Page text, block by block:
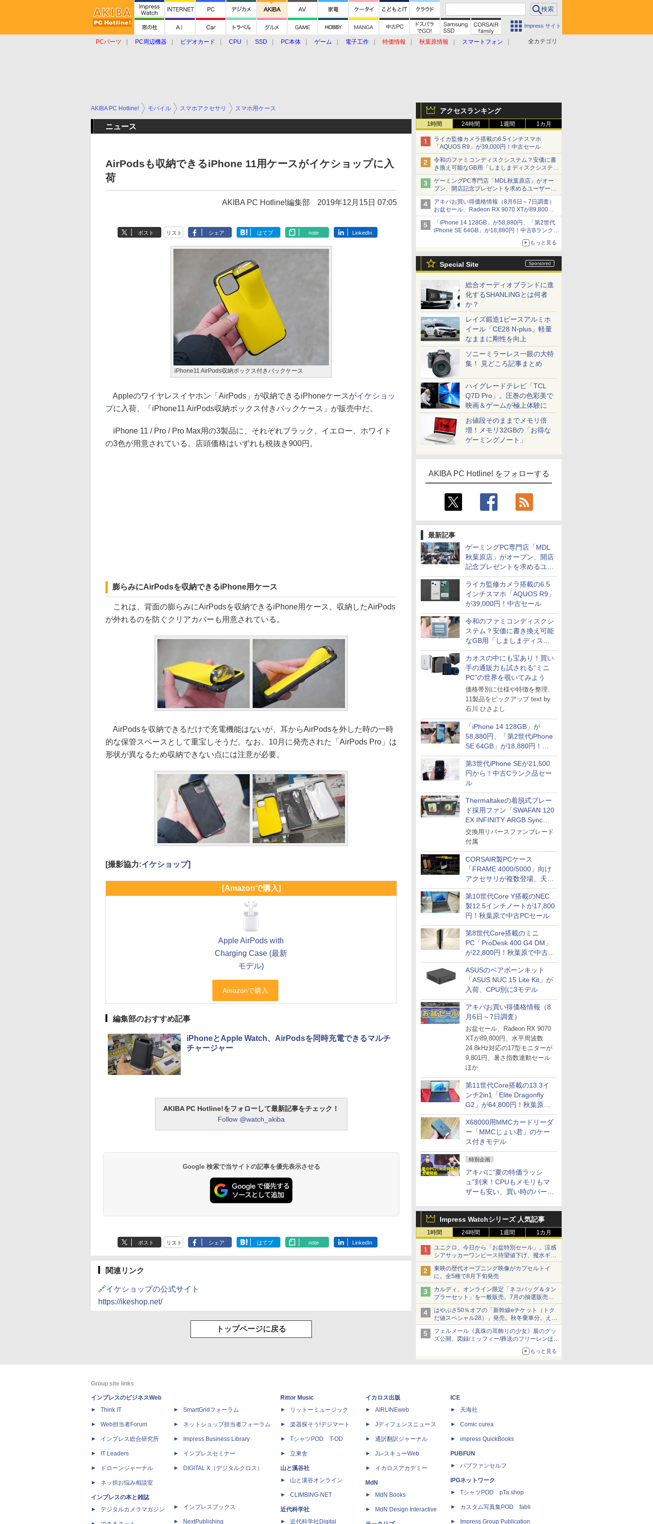
Impress サイト
全カテゴリ
PCパーツ PC周辺機器 ビデオカード CPU SSD PC本体 ゲーム 電子工作 特価情報 秋葉原情報
スマートフォン
アクセスランキング
1時間 24時間 1週間 1カ月
ライカ監修カメラ搭載の6.5インチスマホ
「AQUOS R9」が39,000円！中古セール
令和のファミコンディスクシステム？安価に書
き換え可能なGB用「しましまディスクシステ
ム」
ゲーミングPC専門店「MDL秋葉原店」がオー
プン、開店記念プレゼントを求めるユーザーが
押し寄せ長蛇の列に
アキバお買い得価格情報（8月6日～7日調査）
お盆セール、Radeon RX 9070 XTが89,800
円、水平周波数24.8kHz対応の17型モニターが
9,801円、暑さ指数連動セール ほか
「iPhone 14 128GB」が58,880円、「第2世代
iPhone SE 64GB」が18,880円！中古Bランク品
もっと見る
Special Site
総合オーディオブランドに進
化するSHANLINGとは何者
か？
レイズ鍛造1ピースアルミホ
イール「CE28 N-plus」軽量
なままに剛性を向上
ソニーミラーレス一眼の大特
集！ 見どころ記事まとめ
ハイグレードテレビ「TCL
Q7D Pro」。圧巻の色彩美で
映画＆ゲームが極上体験に
お値段そのままでメモリ倍
増！メモリ32GBの「お得な
ゲーミングノート」
AKIBA PC Hotline! をフォローする
最新記事
ゲーミングPC専門店「MDL
秋葉原店」がオープン、開店
記念プレゼントを求めるユー
ザーが押し寄せ長蛇の列に
ライカ監修カメラ搭載の6.5
インチスマホ「AQUOS R9」
が39,000円！中古セール
令和のファミコンディスクシ
ステム？安価に書き換え可能
なGB用「しましまディスク
システム」
カオスの中にも宝あり！買い
手の通販力も試される“ミニ
PC”の世界を覗いてみよう
価格帯別に仕様や特徴を整理、
11製品をピックアップ text by
石川 ひさよし
「iPhone 14 128GB」が
58,880円、「第2世代iPhone
SE 64GB」が18,880円！中
古Bランク品セール
第3世代iPhone SEが21,500
円から！中古Cランク品セー
ル
Thermaltakeの着脱式ブレー
ド採用ファン「SWAFAN 120
EX INFINITY ARGB Sync」
に単品パッケージ
交換用リバースファンブレード
付属
CORSAIR製PCケース
「FRAME 4000/5000」向け
アクセサリが複数登場、天然
木製パネルや背面コネクタ対
応トレイなど
第10世代Core Y搭載のNEC
製12.5インチノートが17,800
円！秋葉原で中古PCセール
第8世代Core搭載のミニ
PC「ProDesk 400 G4 DM」
が22,800円！秋葉原で中古
PCセール
ASUSのベアボーンキット
「ASUS NUC 15 Lite Kit」が
入荷、CPU別に3モデル
アキバお買い得価格情報（8
月6日～7日調査）
お盆セール、Radeon RX 9070
XTが89,800円、水平周波数
24.8kHz対応の17型モニターが
9,801円、暑さ指数連動セール
ほか
第11世代Core搭載の13.3イ
ンチ2in1「Elite Dragonfly
G2」が64,800円！秋葉原で
中古PCセール
X68000用MMCカードリーダ
ー「MMCじょい君」のケー
ス付きモデル
特別企画
アキバに“夏の特価ラッシ
ュ”到来！CPUもメモリもマ
ザーも安い、買い時のパーツ
Impress Watchシリーズ 人気記事
1時間 24時間 1週間 1カ月
ユニクロ、今日から「お盆特別セール」。涼感
シアサッカーワンピース待望値下げ、撥水ギア
ショーツは1990円に
東映の歴代オープニング映像がカプセルトイ
に。全5種で8月下旬発売
カルディ、オンライン限定「ネコバッグ＆タン
ブラーセット」を一般販売。7月の抽選販売の
当選無効分
はやぶさ50％オフの「新幹線eチケット（トク
だ値スペシャル28）」発売。秋冬乗車分、えき
ねっと限定
フェルメール《真珠の耳飾りの少女》展のグッ
ズ公開。図録/ミッフィー/葬送のフリーレンほ
もっと見る
AKIBA PC Hotline! モバイル スマホアクセサリ スマホ用ケース
ニュース
AirPodsも収納できるiPhone 11用ケースがイケショップに入
荷
AKIBA PC Hotline!編集部 2019年12月15日 07:05
ポスト リスト シェア はてブ note LinkedIn
iPhone11 AirPods収納ボックス付きバックケース
Appleのワイヤレスイヤホン「AirPods」が収納できるiPhoneケースがイケショッ
プに入荷、「iPhone11 AirPods収納ボックス付きバックケース」が販売中だ。
iPhone 11 / Pro / Pro Max用の3製品に、それぞれブラック、イエロー、ホワイト
の3色が用意されている。店頭価格はいずれも税抜き900円。
膨らみにAirPodsを収納できるiPhone用ケース
これは、背面の膨らみにAirPodsを収納できるiPhone用ケース。収納したAirPods
が外れるのを防ぐクリアカバーも用意されている。
AirPodsを収納できるだけで充電機能はないが、耳からAirPodsを外した時の一時
的な保管スペースとして重宝しそうだ。なお、10月に発売された「AirPods Pro」は
形状が異なるため収納できない点には注意が必要。
[撮影協力:イケショップ]
[Amazonで購入]
Apple AirPods with
Charging Case (最新
モデル)
編集部のおすすめ記事
iPhoneとApple Watch、AirPodsを同時充電できるマルチ
チャージャー
AKIBA PC Hotline!をフォローして最新記事をチェック！
Follow @watch_akiba
Google 検索で当サイトの記事を優先表示させる
ポスト リスト シェア はてブ note LinkedIn
関連リンク
🔗イケショップの公式サイト
https://ikeshop.net/
トップページに戻る
Group site links
インプレスのビジネスWeb
Think IT
Web担当者Forum
インプレス総合研究所
IT Leaders
ドローンジャーナル
ネッ担お悩み相談室
インプレスの本と雑誌
デジタルカメラマガジン
SmartGridフォーラム
ネットショップ担当者フォーラム
Impress Business Library
インプレスセミナー
DIGITAL X（デジタルクロス）
インプレスブックス
NextPublishing
Rittor Music
リットーミュージック
楽器探そう!デジマート
TシャツPOD T-OD
立東舎
山と溪谷社
山と溪谷オンライン
CLIMBING-NET
近代科学社
近代科学社Digital
イカロス出版
AIRLINEweb
Jディフェンスニュース
通訳翻訳ジャーナル
JレスキューWeb
イカロスアカデミー
MdN
MdN Books
MdN Design Interactive
ICE
天海社
Comic curea
impress QuickBooks
PUBFUN
パブファンセルフ
IPGネットワーク
TシャツPOD pTa.shop
カスタム写真集POD fabli
Impress Group Publication